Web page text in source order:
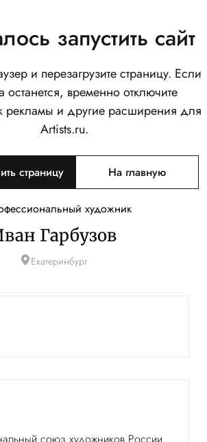
запустить сайт
и перезагрузите страницу. Если
останется, временно отключите
рекламы и другие расширения для
Artists.ru.
страницу На главную
художник
Гарбузов
Екатеринбург
союз художников России